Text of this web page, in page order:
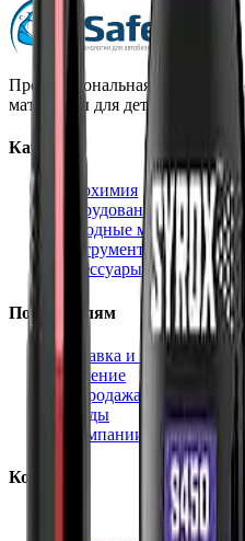
Профессиональная
материалы для детейлинга.
Каталог
Автохимия
Оборудование
Расходные материалы
Инструменты
Аксессуары
Покупателям
Доставка и оплата
Обучение
Распродажа
Бренды
О компании
Контакты